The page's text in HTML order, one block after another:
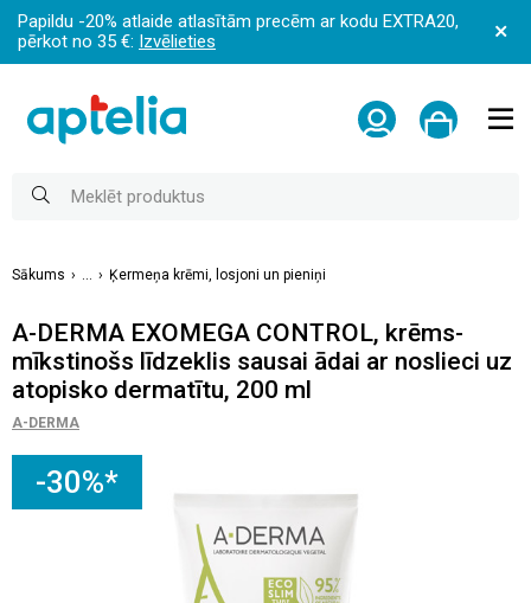
Papildu -20% atlaide atlasītām precēm ar kodu EXTRA20,
pērkot no 35 €: Izvēlieties
Sākums Ķermeņa krēmi, losjoni un pieniņi
A-DERMA EXOMEGA CONTROL, krēms-
mīkstinošs līdzeklis sausai ādai ar noslieci uz
atopisko dermatītu, 200 ml
A-DERMA
-30%*